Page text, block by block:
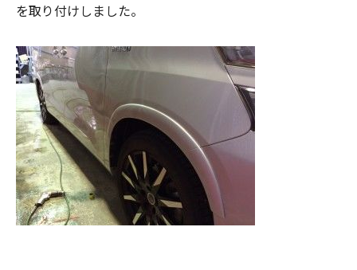
を取り付けしました。